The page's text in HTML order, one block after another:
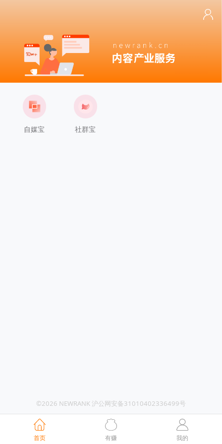
自媒宝 社群宝
©2026 NEWRANK 沪公网安备31010402336499号
首页 有赚 我的